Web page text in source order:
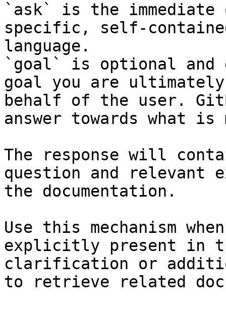
`ask` is the
specific, self-
language.
`goal` is optional and
goal you are
behalf of the user.
answer towards what
The response will
question and relevant
the documentation.
Use this mechanism
explicitly present in
clarification or